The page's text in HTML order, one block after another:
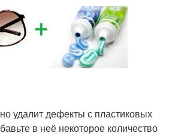
удалит дефекты с пластиковых
в неё некоторое количество